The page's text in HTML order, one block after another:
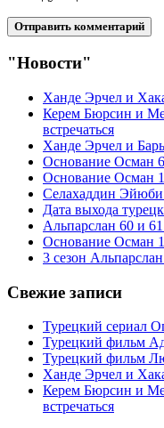
"Новости"
Ханде Эрчел и
Керем Бюрсин и
встречаться
Ханде Эрчел и
Основание Осман 6
Основание Осман
Селахаддин
Дата выхода
Альпарслан 60 и
Основание Осман
3 сезон
Свежие записи
Турецкий сериал
Турецкий фильм
Турецкий фильм
Ханде Эрчел и
Керем Бюрсин и
встречаться